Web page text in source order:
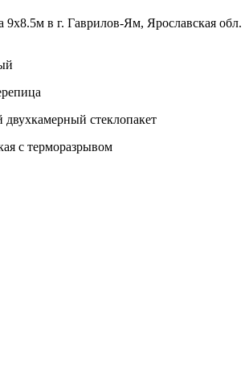
в г. Гаврилов-Ям, Ярославская обл.
стеклопакет
с терморазрывом